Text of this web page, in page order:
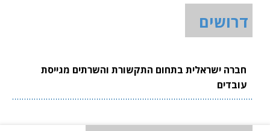
דרושים
חברה ישראלית בתחום התקשורת והשרתים מגייסת
עובדים